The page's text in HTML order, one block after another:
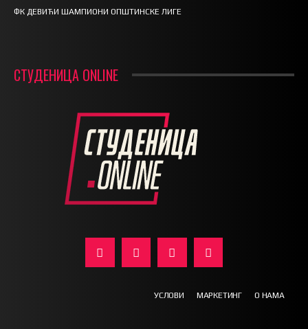
ФК ДЕВИЋИ ШАМПИОНИ ОПШТИНСКЕ ЛИГЕ
СТУДЕНИЦА ONLINE
УСЛОВИ МАРКЕТИНГ О НАМА